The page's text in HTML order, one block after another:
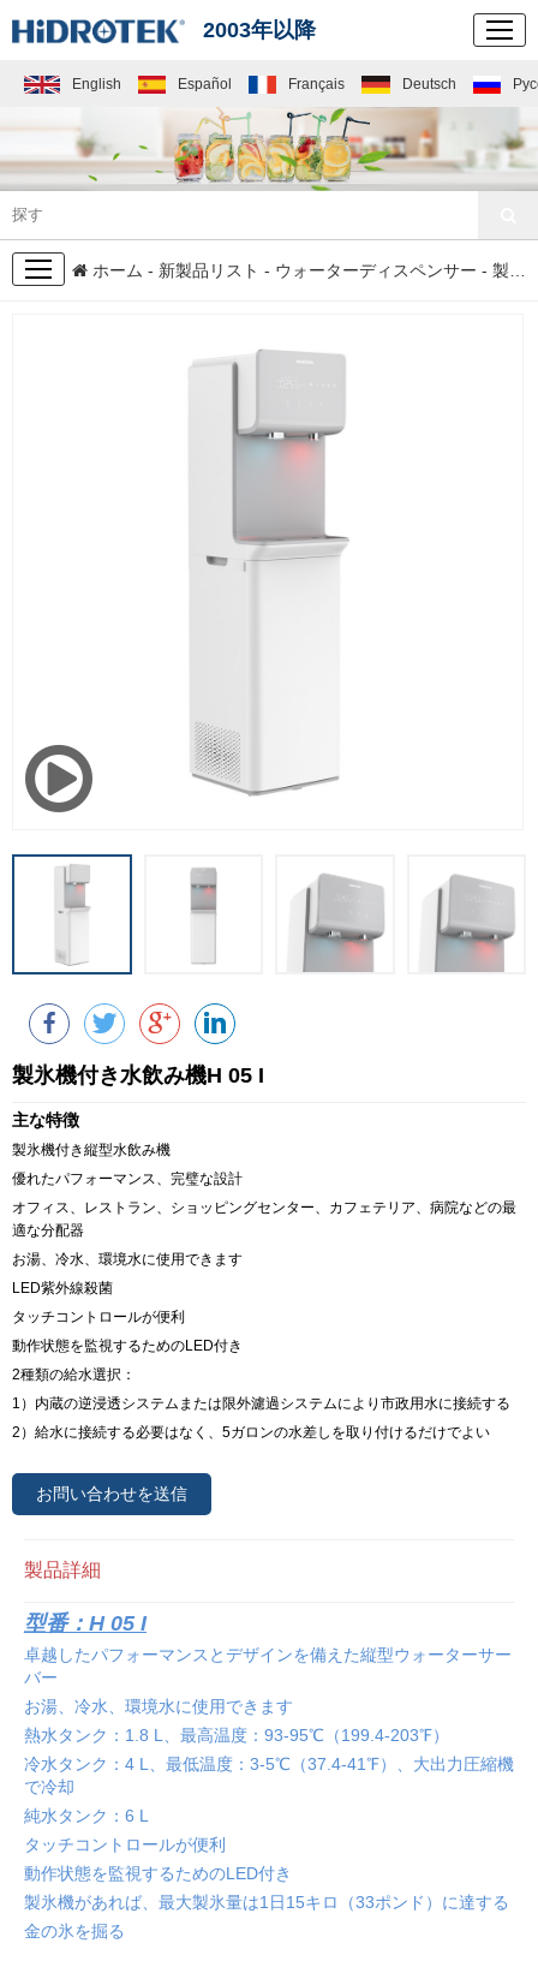
2003年以降
English Español Français Deutsch
新製品リスト
ホーム - 新製品リスト - ウォーターディスペンサー - 製氷機付き水飲み機H 05 I
製氷機付き水飲み機H 05 I
主な特徴
製氷機付き縦型水飲み機
優れたパフォーマンス、完璧な設計
オフィス、レストラン、ショッピングセンター、カフェテリア、病院などの最
適な分配器
お湯、冷水、環境水に使用できます
LED紫外線殺菌
タッチコントロールが便利
動作状態を監視するためのLED付き
2種類の給水選択：
1）内蔵の逆浸透システムまたは限外濾過システムにより市政用水に接続する
2）給水に接続する必要はなく、5ガロンの水差しを取り付けるだけでよい
お問い合わせを送信
製品詳細
型番：H 05 I
卓越したパフォーマンスとデザインを備えた縦型ウォーターサー
バー
お湯、冷水、環境水に使用できます
熱水タンク：1.8 L、最高温度：93-95℃（199.4-203℉）
冷水タンク：4 L、最低温度：3-5℃（37.4-41℉）、大出力圧縮機
で冷却
純水タンク：6 L
タッチコントロールが便利
動作状態を監視するためのLED付き
製氷機があれば、最大製氷量は1日15キロ（33ポンド）に達する
金の氷を掘る